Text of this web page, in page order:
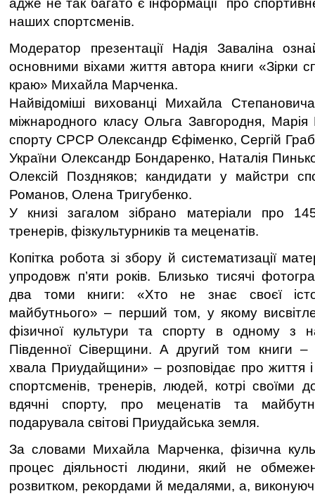
адже не так багато є інформації про
наших спортсменів.
Модератор презентації Надія Заваліна
основними віхами життя автора книги «Зірки
краю» Михайла Марченка.
Найвідоміші вихованці Михайла
міжнародного класу Ольга Завгородня,
спорту СРСР Олександр Єфіменко, Сергій
України Олександр Бондаренко, Наталія
Олексій Поздняков; кандидати у майстри
Романов, Олена Тригубенко.
У книзі загалом зібрано матеріали про 145
тренерів, фізкультурників та меценатів.
Копітка робота зі збору й систематизації
упродовж п’яти років. Близько тисячі
два томи книги: «Хто не знає своєї
майбутнього» – перший том, у якому
фізичної культури та спорту в одному з
Південної Сіверщини. А другий том книги –
хвала Приудайщини» – розповідає про життя і
спортсменів, тренерів, людей, котрі своїми
вдячні спорту, про меценатів та
подарувала світові Приудайська земля.
За словами Михайла Марченка, фізична
процес діяльності людини, який не
розвитком, рекордами й медалями, а,